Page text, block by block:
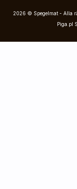
2026 © Spegelmat - Alla
Piga.pl